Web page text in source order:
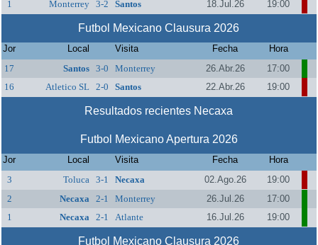
1
Monterrey 3-2 Santos 18.Jul.26 19:00
Futbol Mexicano Clausura 2026
Jor Local Visita Fecha
Hora
17
Santos 3-0 Monterrey 26.Abr.26
17:00
16
Atletico SL 2-0 Santos 22.Abr.26 19:00
Resultados recientes Necaxa
Futbol Mexicano Apertura 2026
Jor Local Visita Fecha
Hora
3
Toluca 3-1 Necaxa 02.Ago.26
19:00
2
Necaxa 2-1 Monterrey 26.Jul.26
17:00
1
Necaxa 2-1 Atlante 16.Jul.26 19:00
Futbol Mexicano Clausura 2026